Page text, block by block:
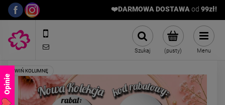
❤️DARMOWA DOSTAWA od 99zł!
sklep@stalowelove.com.pl (pusty)
Szukaj Menu
Opinie